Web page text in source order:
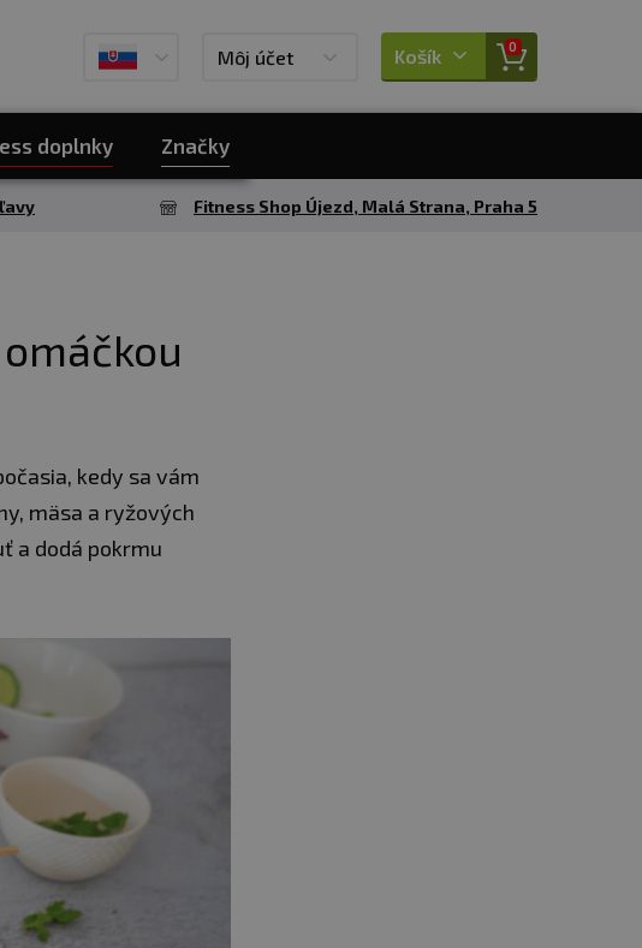
Môj účet Košík 0
doplnky Značky
Fitness Shop Újezd, Malá Strana, Praha 5
kedy sa vám
mäsa a ryžových
a dodá pokrmu